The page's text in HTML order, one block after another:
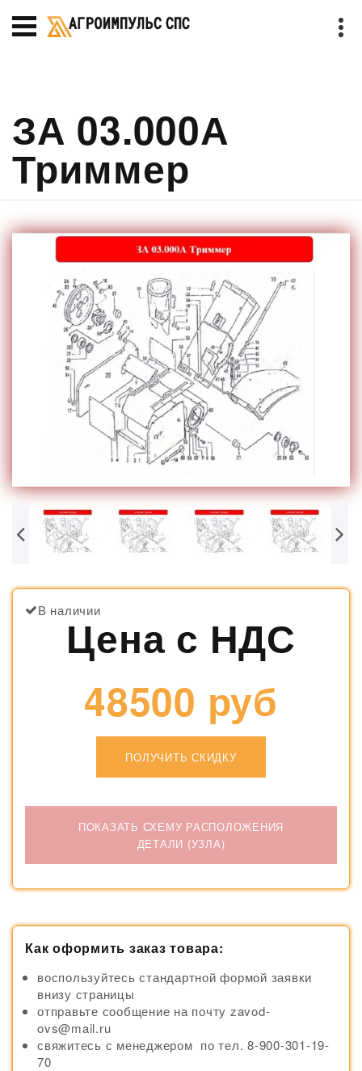
ЗА 03.000А
Триммер
В наличииЦена с НДС
48500 руб
ПОЛУЧИТЬ СКИДКУ
ПОКАЗАТЬ СХЕМУ РАСПОЛОЖЕНИЯ
ДЕТАЛИ (УЗЛА)
Как оформить заказ товара:
воспользуйтесь стандартной формой заявки
внизу страницы
отправьте сообщение на почту zavod-
ovs@mail.ru
свяжитесь с менеджером по тел. 8-900-301-19-
70